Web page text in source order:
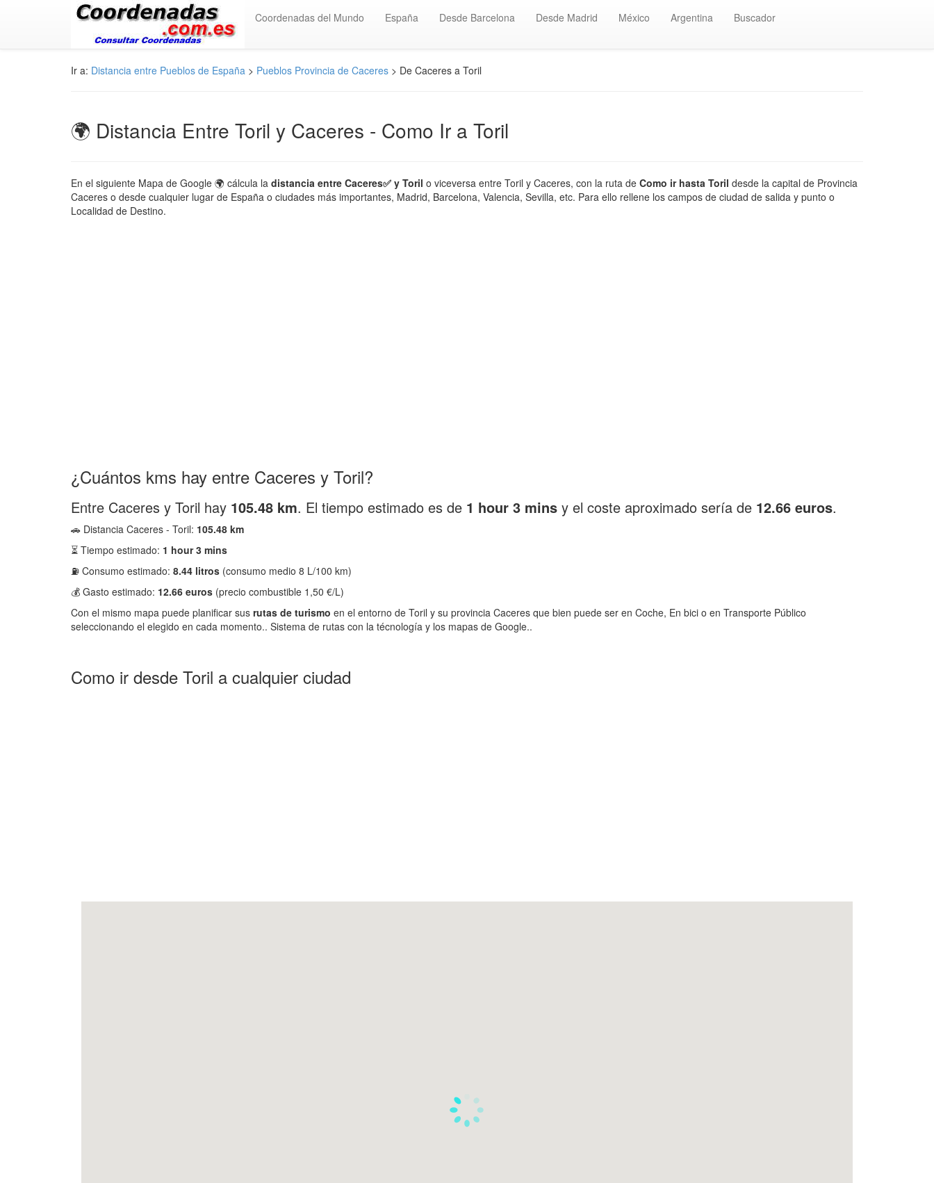
Coordenadas del Mundo España Desde Barcelona Desde Madrid México Argentina Buscador
Ir a: Distancia entre Pueblos de España > Pueblos Provincia de Caceres > De Caceres a Toril
🌍 Distancia Entre Toril y Caceres - Como Ir a Toril
En el siguiente Mapa de Google 🌍 cálcula la distancia entre Caceres✅ y Toril o viceversa entre Toril y Caceres, con la ruta de Como ir hasta Toril desde la capital de Provincia
Caceres o desde cualquier lugar de España o ciudades más importantes, Madrid, Barcelona, Valencia, Sevilla, etc. Para ello rellene los campos de ciudad de salida y punto o
Localidad de Destino.
¿Cuántos kms hay entre Caceres y Toril?
Entre Caceres y Toril hay 105.48 km. El tiempo estimado es de 1 hour 3 mins y el coste aproximado sería de 12.66 euros.
🚗 Distancia Caceres - Toril: 105.48 km
⏳ Tiempo estimado: 1 hour 3 mins
⛽ Consumo estimado: 8.44 litros (consumo medio 8 L/100 km)
💰 Gasto estimado: 12.66 euros (precio combustible 1,50 €/L)
Con el mismo mapa puede planificar sus rutas de turismo en el entorno de Toril y su provincia Caceres que bien puede ser en Coche, En bici o en Transporte Público
seleccionando el elegido en cada momento.. Sistema de rutas con la técnología y los mapas de Google..
Como ir desde Toril a cualquier ciudad